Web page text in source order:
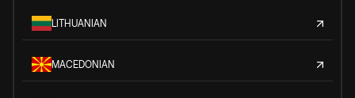
LITHUANIAN
MACEDONIAN